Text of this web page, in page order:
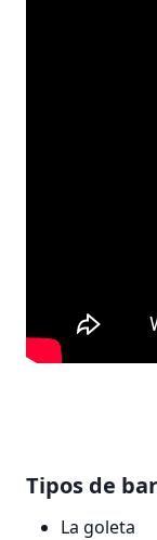
Tipos de
La goleta